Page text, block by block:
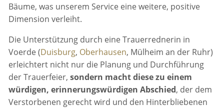
Bäume, was unserem Service eine weitere, positive
Dimension verleiht.
Die Unterstützung durch eine Trauerrednerin in
Voerde (Duisburg, Oberhausen, Mülheim an der Ruhr)
erleichtert nicht nur die Planung und Durchführung
der Trauerfeier,sondern macht diese zu einem
würdigen, erinnerungswürdigen Abschied, der dem
Verstorbenen gerecht wird und den Hinterbliebenen